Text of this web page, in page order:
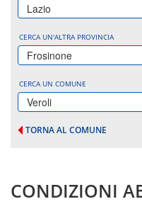
Lazio
CERCA UN'ALTRA PROVINCIA
Frosinone
CERCA UN COMUNE
Veroli
TORNA AL COMUNE
CONDIZIONI